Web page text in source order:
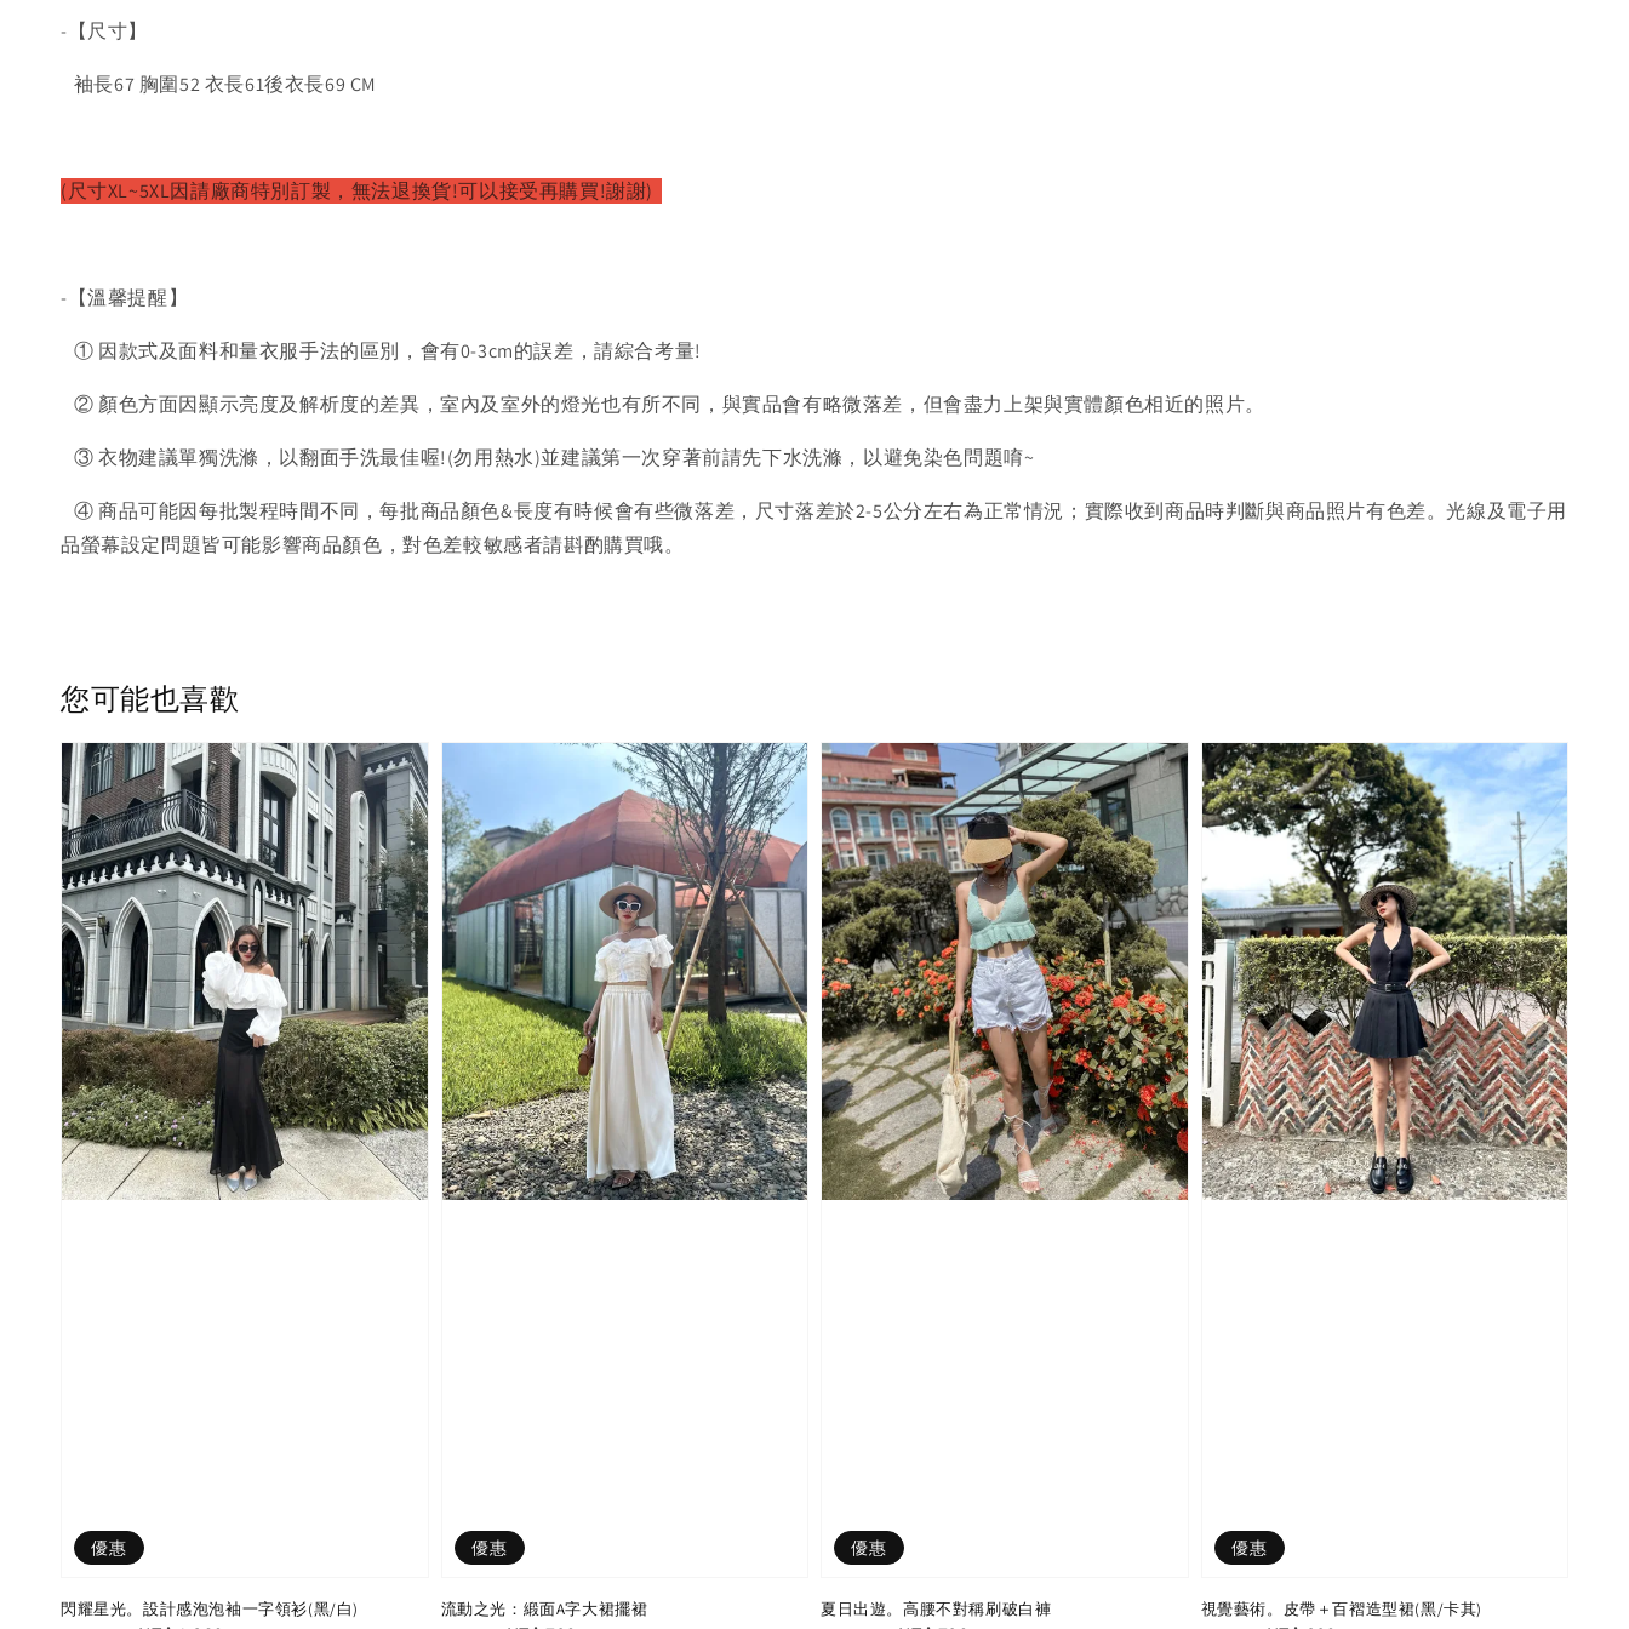
-【尺寸】
袖長67 胸圍52 衣長61後衣長69 CM
(尺寸XL~5XL因請廠商特別訂製，無法退換貨!可以接受再購買!謝謝)
-【溫馨提醒】
① 因款式及面料和量衣服手法的區別，會有0-3cm的誤差，請綜合考量!
② 顏色方面因顯示亮度及解析度的差異，室內及室外的燈光也有所不同，與實品會有略微落差，但會盡力上架與實體顏色相近的照片。
③ 衣物建議單獨洗滌，以翻面手洗最佳喔!(勿用熱水)並建議第一次穿著前請先下水洗滌，以避免染色問題唷~
④ 商品可能因每批製程時間不同，每批商品顏色&長度有時候會有些微落差，尺寸落差於2-5公分左右為正常情況；實際收到商品時判斷與商品照片有色差。光線及電子用
品螢幕設定問題皆可能影響商品顏色，對色差較敏感者請斟酌購買哦。
您可能也喜歡
優惠
閃耀星光。設計感泡泡袖一字領衫(黑/白)
優惠
流動之光：緞面A字大裙擺裙
優惠
夏日出遊。高腰不對稱刷破白褲
優惠
視覺藝術。皮帶＋百褶造型裙(黑/卡其)